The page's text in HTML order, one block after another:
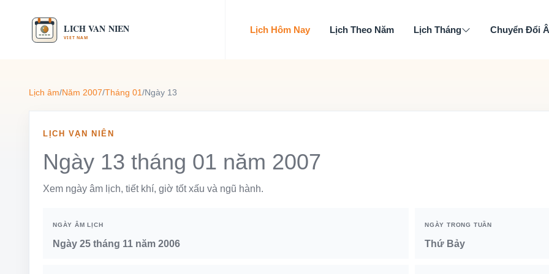
Lịch Hôm Nay Lịch Theo Năm Lịch Tháng Chuyển Đổi
Lịch âm/Năm 2007/Tháng 01/Ngày 13
LỊCH VẠN NIÊN
Ngày 13 tháng 01 năm 2007
Xem ngày âm lịch, tiết khí, giờ tốt xấu và ngũ hành.
NGÀY ÂM LỊCH
Ngày 25 tháng 11 năm 2006
NGÀY TRONG TUẦN
Thứ Bảy